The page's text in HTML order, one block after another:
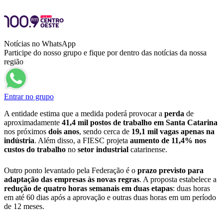
Notícias no WhatsApp
Participe do nosso grupo e fique por dentro das notícias da nossa
região
Entrar no grupo
A entidade estima que a medida poderá provocar a perda de
aproximadamente 41,4 mil postos de trabalho em Santa Catarina
nos próximos dois anos, sendo cerca de 19,1 mil vagas apenas na
indústria. Além disso, a FIESC projeta aumento de 11,4% nos
custos do trabalho no setor industrial catarinense.
Outro ponto levantado pela Federação é o prazo previsto para
adaptação das empresas às novas regras. A proposta estabelece a
redução de quatro horas semanais em duas etapas: duas horas
em até 60 dias após a aprovação e outras duas horas em um período
de 12 meses.